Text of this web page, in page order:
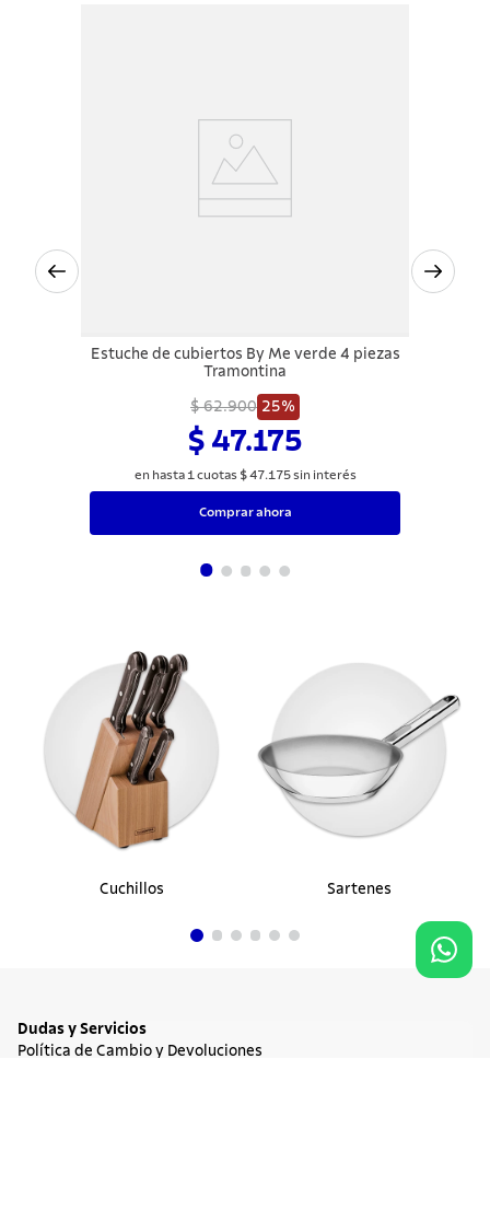
Estuche de cubiertos By Me verde 4 piezas
Tramontina
$ 62.900 25%
$ 47.175
en hasta 1 cuotas $ 47.175sin interés
Comprar ahora
Cuchillos Sartenes
Dudas y Servicios
Política de Cambio y Devoluciones